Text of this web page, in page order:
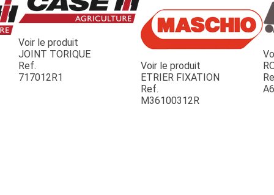
JOUET
ESPACES VERTS
Voir le produit
JOINT TORIQUE
Ref.
717012R1
Voir le produit
ETRIER FIXATION
Ref.
M36100312R